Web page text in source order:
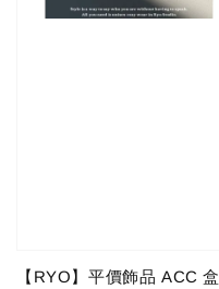
【RYO】平價飾品 ACC 盒